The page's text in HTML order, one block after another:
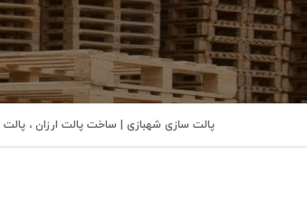
پالت سازی شهبازی | ساخت پالت ارزان ،